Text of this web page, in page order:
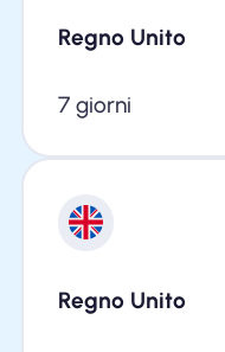
Regno Unito
7 giorni
Regno Unito